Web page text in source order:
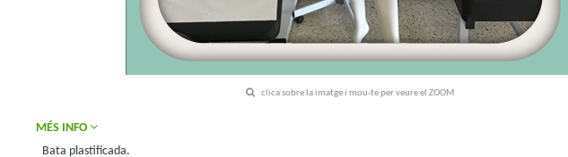
clica sobre la imatge i mou-te per veure el ZOOM
MÉS INFO
Bata plastificada.